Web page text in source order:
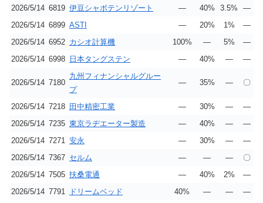
2026/5/14 6819 伊豆シャボテンリゾート ― 40% 3.5%
―
2026/5/14 6899 ASTI ― 20% 1%
―
2026/5/14 6952 カシオ計算機 100% ― 5%
―
2026/5/14 6998 日本タングステン ― 40% ― ―
2026/5/14 7180
九州フィナンシャルグルー
プ
― 35% ― 〇
2026/5/14 7218 田中精密工業 ― 30% ―
―
2026/5/14 7235 東京ラヂエーター製造 ― 40% ―
―
2026/5/14 7271 安永 ― 30% ―
―
2026/5/14 7367 セルム ― ― ―
〇
2026/5/14 7505 扶桑電通 ― 40% 2%
―
2026/5/14 7791 ドリームベッド 40% ― ―
―